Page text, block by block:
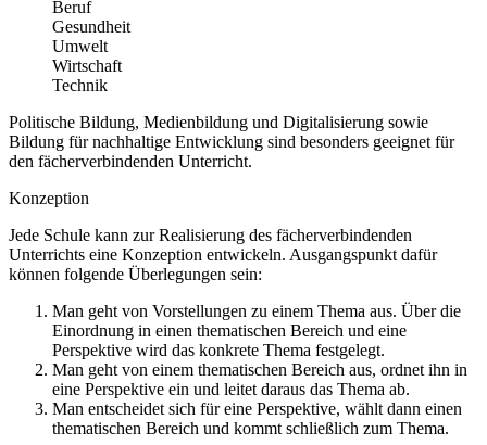
Beruf
Gesundheit
Umwelt
Wirtschaft
Technik
Politische Bildung, Medienbildung und Digitalisierung sowie
Bildung für nachhaltige Entwicklung sind besonders geeignet für
den fächerverbindenden Unterricht.
Konzeption
Jede Schule kann zur Realisierung des fächerverbindenden
Unterrichts eine Konzeption entwickeln. Ausgangspunkt dafür
können folgende Überlegungen sein:
Man geht von Vorstellungen zu einem Thema aus. Über die
Einordnung in einen thematischen Bereich und eine
Perspektive wird das konkrete Thema festgelegt.
Man geht von einem thematischen Bereich aus, ordnet ihn in
eine Perspektive ein und leitet daraus das Thema ab.
Man entscheidet sich für eine Perspektive, wählt dann einen
thematischen Bereich und kommt schließlich zum Thema.